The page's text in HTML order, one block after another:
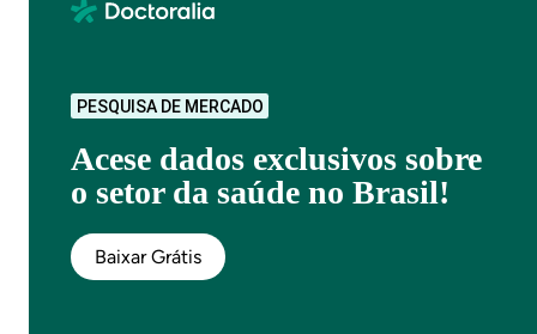
PESQUISA DE MERCADO
Acese dados exclusivos sobre
o setor da saúde no Brasil!
Baixar Grátis